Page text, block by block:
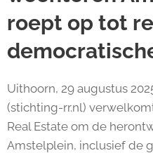
roept op tot
Uithoorn, 29 augustus
(stichting-rr.nl)
Real Estate om de
Amstelplein, inclusief de